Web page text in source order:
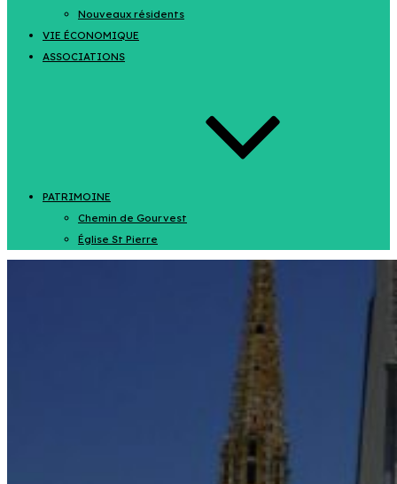
Nouveaux résidents
VIE ÉCONOMIQUE
ASSOCIATIONS
PATRIMOINE
Chemin de Gourvest
Église St Pierre